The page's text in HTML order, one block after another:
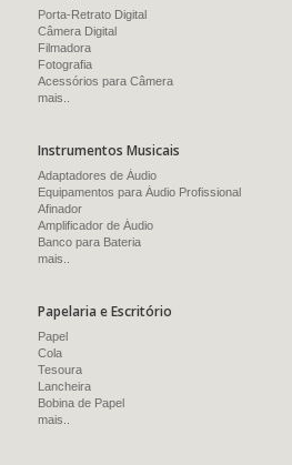
Porta-Retrato Digital
Câmera Digital
Filmadora
Fotografia
Acessórios para Câmera
mais..
Instrumentos Musicais
Adaptadores de Áudio
Equipamentos para Áudio Profissional
Afinador
Amplificador de Áudio
Banco para Bateria
mais..
Papelaria e Escritório
Papel
Cola
Tesoura
Lancheira
Bobina de Papel
mais..